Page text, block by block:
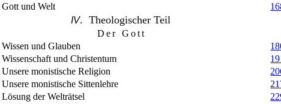
Gott und Welt
IV. Theologischer Teil
Der Gott
Wissen und Glauben
Wissenschaft und Christentum
Unsere monistische Religion
Unsere monistische Sittenlehre
Lösung der Welträtsel